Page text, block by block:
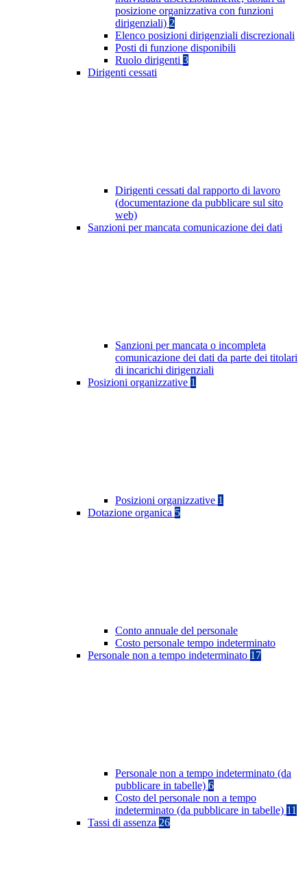
posizione organizzativa con funzioni
dirigenziali) 2
Elenco posizioni dirigenziali discrezionali
Posti di funzione disponibili
Ruolo dirigenti 3
Dirigenti cessati
Dirigenti cessati dal rapporto di lavoro
(documentazione da pubblicare sul sito
web)
Sanzioni per mancata comunicazione dei dati
Sanzioni per mancata o incompleta
comunicazione dei dati da parte dei titolari
di incarichi dirigenziali
Posizioni organizzative 1
Posizioni organizzative 1
Dotazione organica 5
Conto annuale del personale
Costo personale tempo indeterminato
Personale non a tempo indeterminato 17
Personale non a tempo indeterminato (da
pubblicare in tabelle) 6
Costo del personale non a tempo
indeterminato (da pubblicare in tabelle) 11
Tassi di assenza 26